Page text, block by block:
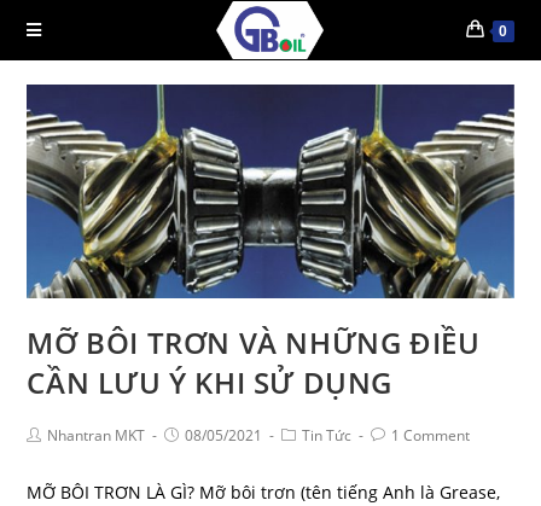
0
MỠ BÔI TRƠN VÀ NHỮNG ĐIỀU
CẦN LƯU Ý KHI SỬ DỤNG
Nhantran MKT 08/05/2021 Tin Tức 1 Comment
MỠ BÔI TRƠN LÀ GÌ? Mỡ bôi trơn (tên tiếng Anh là Grease,